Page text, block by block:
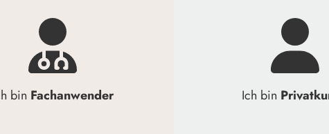
auftragen.
bin Fachanwender Ich bin